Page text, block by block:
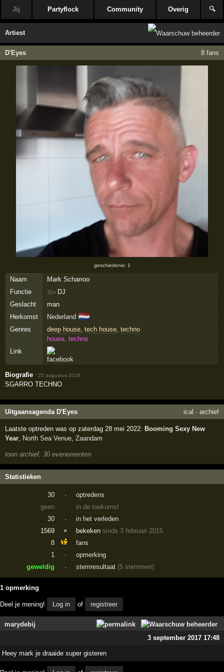
Jij Partyflock Community Overig 🔍
Artiest
D'Eyes 8 fans
geschiedenis: 1
Naam
Mark Scharroo
Functie
31× DJ
Geslacht
man
Herkomst
Nederland 🇳🇱
Genres deep house, tech house, techno
house, techno
Link
Biografie ·25 augustus 2018
SGARRO TECHNO
Uitgaansagenda D'Eyes ical · archief
Laatste optreden was op zaterdag 28 mei 2022: Booming Sexy New
Year, North Sea Venue,Zaandam
toon archief, 30 evenementen
Statistieken
30 ·
optredens
geen
·
in de toekomst
30
·
in het verleden
1569
× bekekensinds 3 februari 2015
8
fans
1
·
opmerking
geweldig
· stemresultaat (5 stemmen)
1 opmerking
Deel je mening! Log in of registreer
marydebij
3 september 2017 17:48
Heey mark je draaide super gisteren